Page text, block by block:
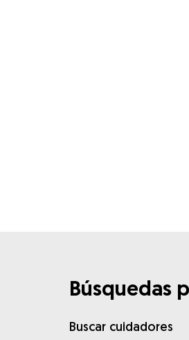
Búsquedas
Buscar cuidadores